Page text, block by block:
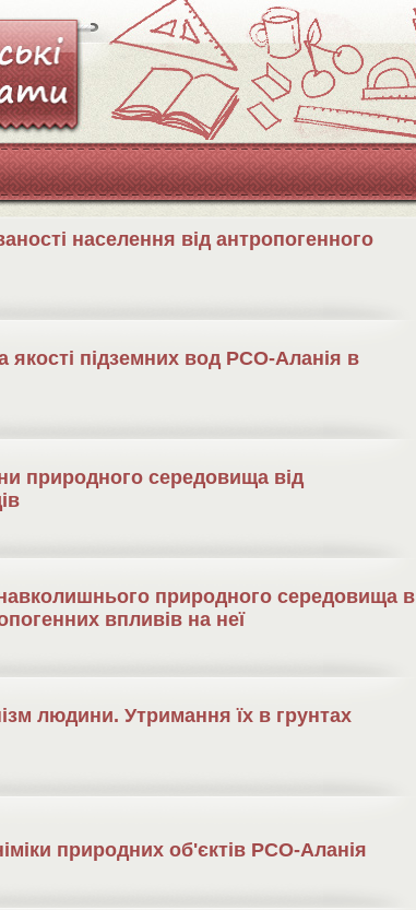
населення від антропогенного
якості підземних вод РСО-Аланія в
природного середовища від
природного середовища в
впливів на неї
людини. Утримання їх в грунтах
природних об'єктів РСО-Аланія